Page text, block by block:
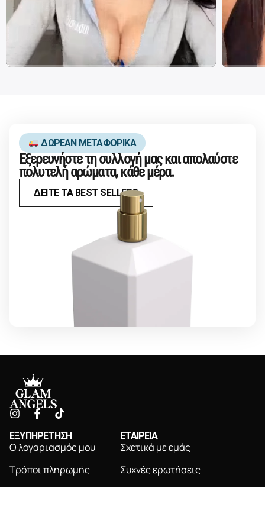
ΔΩΡΕΑΝ ΜΕΤΑΦΟΡΙΚΑ
Εξερευνήστε τη συλλογή μας και απολαύστε
πολυτελή αρώματα, κάθε μέρα.
ΔΕΙΤΕ ΤΑ BEST SELLERS
ΕΞΥΠΗΡΕΤΗΣΗ
Ο λογαριασμός μου
Τρόποι πληρωμής
ΕΤΑΙΡΕΙΑ
Σχετικά με εμάς
Συχνές ερωτήσεις